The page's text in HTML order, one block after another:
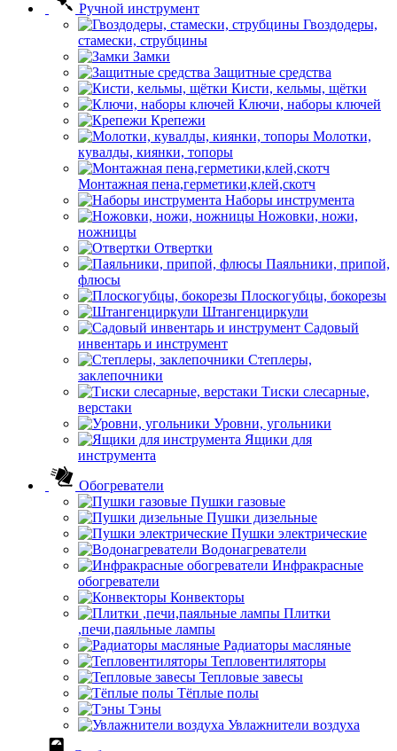
Ручной инструмент
Гвоздодеры,
стамески, струбцины
Замки
Защитные средства
Кисти, кельмы, щётки
Ключи, наборы ключей
Крепежи
Молотки,
кувалды, киянки, топоры
Монтажная пена,герметики,клей,скотч
Наборы инструмента
Ножовки, ножи,
ножницы
Отвертки
Паяльники, припой,
флюсы
Плоскогубцы, бокорезы
Штангенциркули
Садовый
инвентарь и инструмент
Степлеры,
заклепочники
Тиски слесарные,
верстаки
Уровни, угольники
Ящики для
инструмента
Обогреватели
Пушки газовые
Пушки дизельные
Пушки электрические
Водонагреватели
Инфракрасные
обогреватели
Конвекторы
Плитки
,печи,паяльные лампы
Радиаторы масляные
Тепловентиляторы
Тепловые завесы
Тёплые полы
Тэны
Увлажнители воздуха